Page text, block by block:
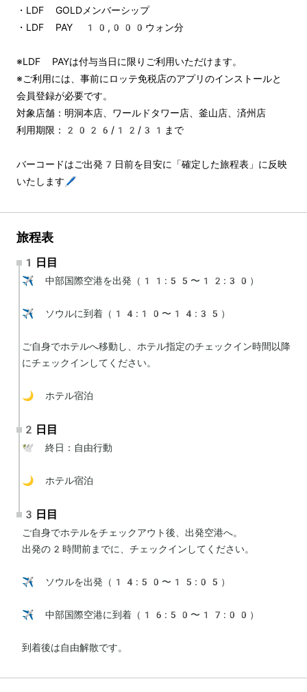
・LDF GOLDメンバーシップ
・LDF PAY 10,000ウォン分
※LDF PAYは付与当日に限りご利用いただけます。
※ご利用には、事前にロッテ免税店のアプリのインストールと
会員登録が必要です。
対象店舗：明洞本店、ワールドタワー店、釜山店、済州店
利用期限：2026/12/31まで
バーコードはご出発7日前を目安に「確定した旅程表」に反映
いたします🖊️
旅程表
1日目
✈️ 中部国際空港を出発（11:55〜12:30）
✈️ ソウルに到着（14:10〜14:35）
ご自身でホテルへ移動し、ホテル指定のチェックイン時間以降
にチェックインしてください。
🌙 ホテル宿泊
2日目
🕊 終日：自由行動
🌙 ホテル宿泊
3日目
ご自身でホテルをチェックアウト後、出発空港へ。
出発の2時間前までに、チェックインしてください。
✈️ ソウルを出発（14:50〜15:05）
✈️ 中部国際空港に到着（16:50〜17:00）
到着後は自由解散です。